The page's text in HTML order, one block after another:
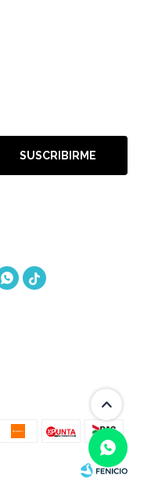
SUSCRIBIRME
